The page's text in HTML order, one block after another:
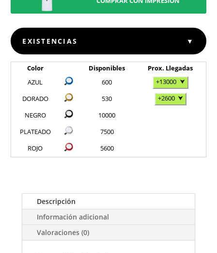
EXISTENCIAS ▼
Color Disponibles
Prox. Llegadas
AZUL
600 +13000 ⮟
DORADO
530 +2600 ⮟
NEGRO
10000
PLATEADO
7500
ROJO
5600
Descripción
Información adicional
Valoraciones (0)